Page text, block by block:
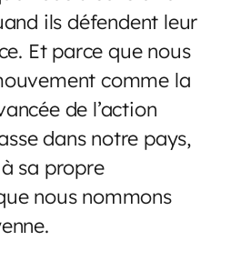
ils défendent leur
Et parce que nous
comme la
de l’action
dans notre pays,
sa propre
nous nommons